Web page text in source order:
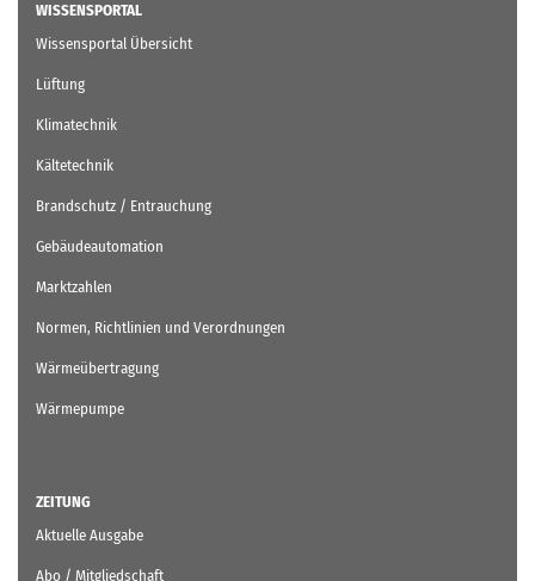
WISSENSPORTAL
Wissensportal Übersicht
Lüftung
Klimatechnik
Kältetechnik
Brandschutz / Entrauchung
Gebäudeautomation
Marktzahlen
Normen, Richtlinien und Verordnungen
Wärmeübertragung
Wärmepumpe
ZEITUNG
Aktuelle Ausgabe
Abo / Mitgliedschaft